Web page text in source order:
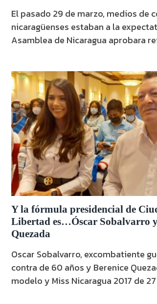
El pasado 29 de marzo, medios de
nicaragüenses estaban a la
Asamblea de Nicaragua aprobara
(UCA) fuera del Consejo Nacional
(CNU). Mientras eso ocurría,
visitar la que fue su casa de …
Y la fórmula presidencial de
Libertad es…Óscar Sobalvarro
Quezada
Oscar Sobalvarro, excombatiente
contra de 60 años y Berenice
modelo y Miss Nicaragua 2017 de